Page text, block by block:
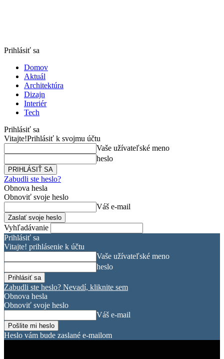
Prihlásiť sa
Domov
Aktuál
Architektúra
Dizajn
Interiér
Tech
Prihlásiť sa
Vitajte!Prihlásiť k svojmu účtu
Vaše užívateľské meno
heslo
Zabudli ste heslo?
Obnova hesla
Obnoviť svoje heslo
Váš e-mail
Vyhľadávanie
Prihlásiť sa
Vitajte! prihlásenie k účtu
Vaše užívateľské meno
heslo
Zabudli ste heslo? Nevadí, kliknite sem
Obnova hesla
Obnoviť svoje heslo
Váš e-mail
Heslo vám bude zaslané e-mailom